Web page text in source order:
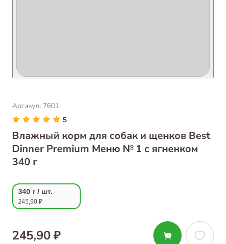
Артикул: 7601
5
Влажный корм для собак и щенков Best
Dinner Premium Меню № 1 с ягненком
340 г
340 г / шт.
245,90 ₽
245,90 ₽